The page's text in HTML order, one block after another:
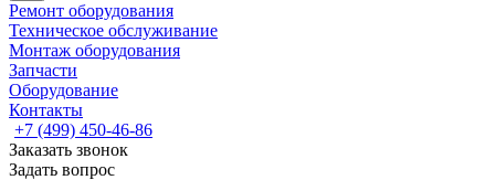
Ремонт оборудования
Техническое обслуживание
Монтаж оборудования
Запчасти
Оборудование
Контакты
+7 (499) 450-46-86
Заказать звонок
Задать вопрос